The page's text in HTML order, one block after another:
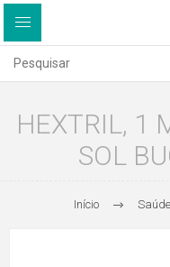
HEXTRIL, 1
SOL
Início